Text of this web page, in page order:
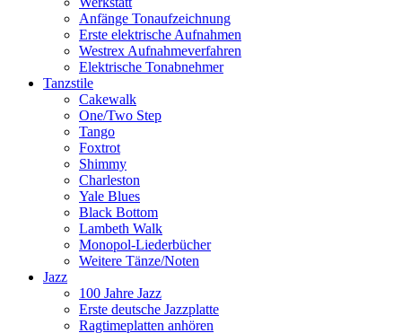
Anfänge Tonaufzeichnung
Erste elektrische Aufnahmen
Westrex Aufnahmeverfahren
Elektrische Tonabnehmer
Tanzstile
Cakewalk
One/Two Step
Tango
Foxtrot
Shimmy
Charleston
Yale Blues
Black Bottom
Lambeth Walk
Monopol-Liederbücher
Weitere Tänze/Noten
Jazz
100 Jahre Jazz
Erste deutsche Jazzplatte
Ragtimeplatten anhören